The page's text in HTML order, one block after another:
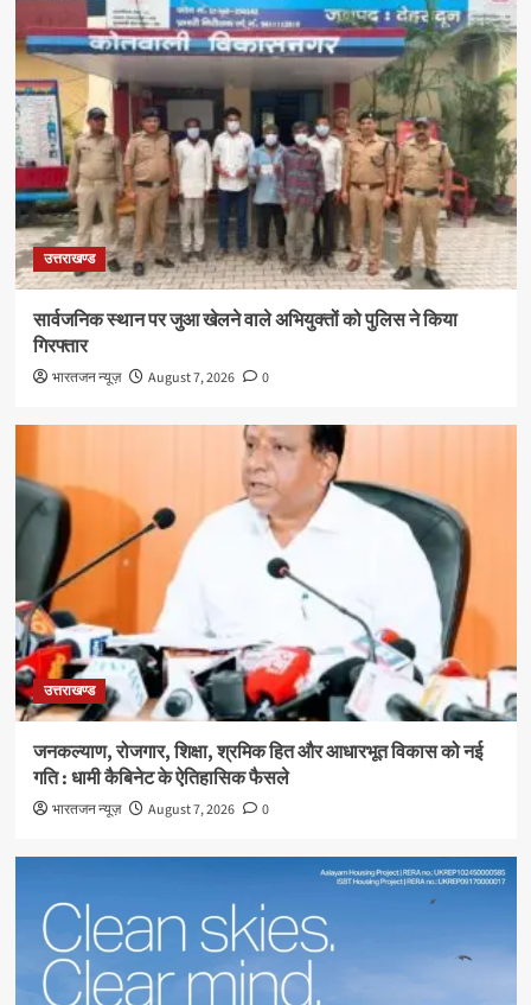
उत्तराखण्ड
सार्वजनिक स्थान पर जुआ खेलने वाले अभियुक्तों को पुलिस ने किया
गिरफ्तार
भारतजन न्यूज़ August 7, 2026 0
उत्तराखण्ड
जनकल्याण, रोजगार, शिक्षा, श्रमिक हित और आधारभूत विकास को नई
गति : धामी कैबिनेट के ऐतिहासिक फैसले
भारतजन न्यूज़ August 7, 2026 0